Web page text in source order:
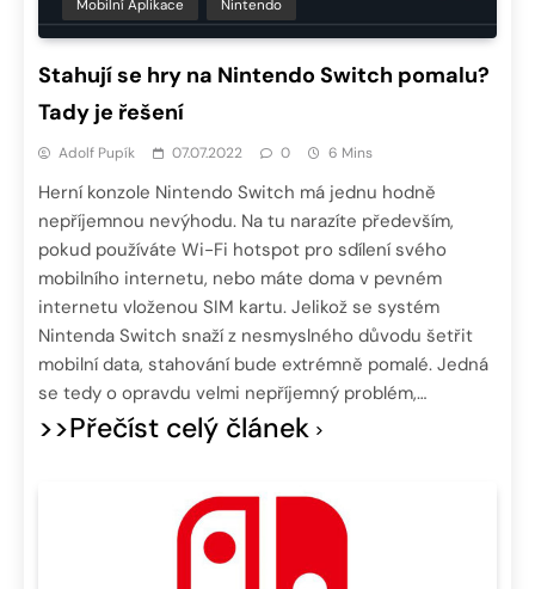
Mobilní Aplikace Nintendo
Stahují se hry na Nintendo Switch pomalu?
Tady je řešení
Adolf Pupík 07.07.2022 0 6 Mins
Herní konzole Nintendo Switch má jednu hodně
nepříjemnou nevýhodu. Na tu narazíte především,
pokud používáte Wi-Fi hotspot pro sdílení svého
mobilního internetu, nebo máte doma v pevném
internetu vloženou SIM kartu. Jelikož se systém
Nintenda Switch snaží z nesmyslného důvodu šetřit
mobilní data, stahování bude extrémně pomalé. Jedná
se tedy o opravdu velmi nepříjemný problém,…
>>Přečíst celý článek